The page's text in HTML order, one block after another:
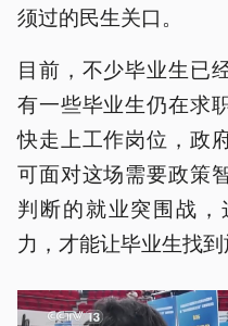
须过的民生关口。
目前，不少毕业生已
有一些毕业生仍在求
快走上工作岗位，政
可面对这场需要政策
判断的就业突围战
力，才能让毕业生找